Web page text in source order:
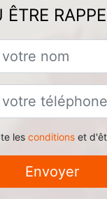
ÊTRE
les conditionset
Envoyer